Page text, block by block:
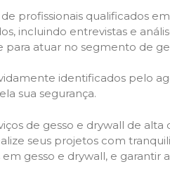
profissionais qualificados
incluindo entrevistas e
para atuar no segmento de
identificados pelo
sua segurança.
de gesso e drywall de
seus projetos com
gesso e drywall, e